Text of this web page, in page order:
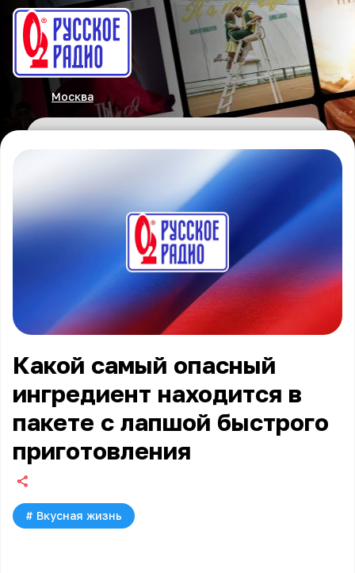
Москва
Какой самый опасный
ингредиент находится в
пакете с лапшой быстрого
приготовления
# Вкусная жизнь